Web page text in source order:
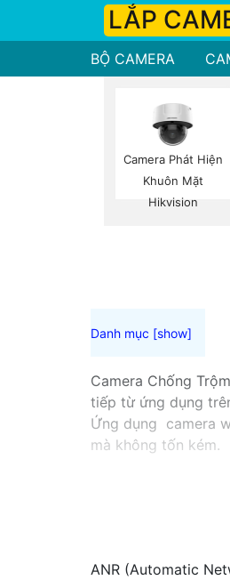
LẮP
BỘ CAMERA
Camera Phát Hiện
Khuôn Mặt
Hikvision
Camera Chống
tiếp từ ứng dụng
Ứng dụng camera
mà không tốn kém.
ANR (Automatic